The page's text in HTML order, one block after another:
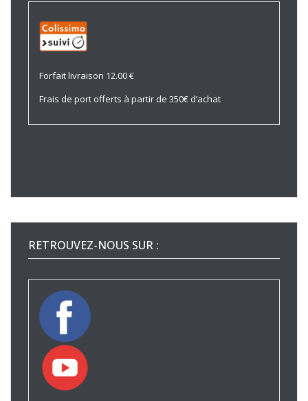
Forfait livraison 12.00 €
Frais de port offerts à partir de 350€ d’achat
RETROUVEZ-NOUS SUR :